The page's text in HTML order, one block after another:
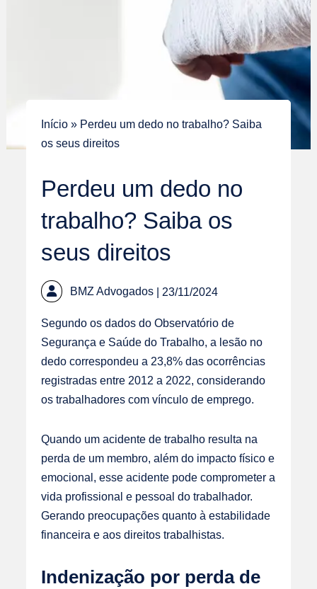
Início » Perdeu um dedo no trabalho? Saiba
os seus direitos
Perdeu um dedo no
trabalho? Saiba os
seus direitos
BMZ Advogados | 23/11/2024
Segundo os dados doObservatório de
Segurança e Saúde do Trabalho, a lesão no
dedo correspondeu a 23,8% das ocorrências
registradas entre 2012 a 2022, considerando
os trabalhadores com vínculo de emprego.
Quando um acidente de trabalho resulta na
perda de um membro, além do impacto físico e
emocional, esse acidente pode comprometer a
vida profissional e pessoal do trabalhador.
Gerando preocupações quanto à estabilidade
financeira e aos direitos trabalhistas.
Indenização por perda de